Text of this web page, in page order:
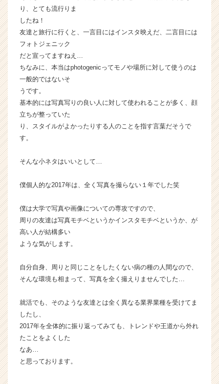
チ
リ
h
e
r
り、とても流行りま
したね！
友達と旅行に行くと、一言目にはインスタ映えだ、二言目には
フォトジェニック
だと宣ってますねえ…
ちなみに、本当はphotogenicってモノや場所に対して使うのは
一般的ではないそ
うです。
基本的には写真写りの良い人に対して使われることが多く、顔
立ちが整っていた
り、スタイルがよかったりする人のことを指す言葉だそうで
す。
そんな小ネタはいいとして…
僕個人的な2017年は、全く写真を撮らない１年でした笑
僕は大学で写真や画像についての専攻ですので、
周りの友達は写真モチベというかインスタモチベというか、が
高い人が結構多い
ような気がします。
自分自身、周りと同じことをしたくない病の種の人間なので、
そんな環境も相まって、写真を全く撮えりませんでした…
就活でも、そのような友達とは全く異なる業界業種を受けてま
したし、
2017年を全体的に振り返ってみても、トレンドや王道から外れ
たことをよくした
なあ…
と思っております。